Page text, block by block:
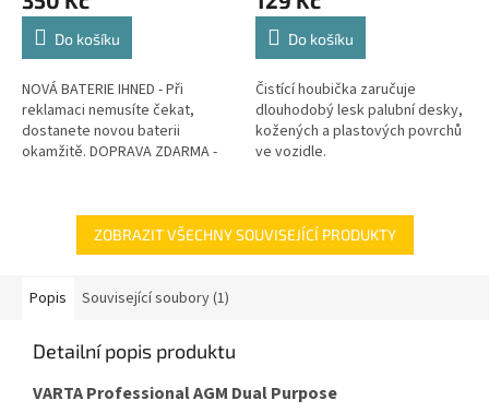
Do košíku
NOVÁ BATERIE IHNED - Při
reklamaci nemusíte čekat,
dostanete novou baterii
okamžitě. DOPRAVA ZDARMA -
GARANCE...
Do košíku
Čistící houbička zaručuje
dlouhodobý lesk palubní desky,
kožených a plastových povrchů
ve vozidle.
ZOBRAZIT VŠECHNY SOUVISEJÍCÍ PRODUKTY
Popis Související soubory (1)
Detailní popis produktu
VARTA Professional AGM Dual Purpose